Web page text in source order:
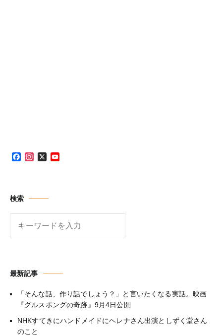
Facebook
Instagram
X
検索
最新記事
「そんな話、作り話でしょう？」と言いたくなる実話。映画
『グルスポングの奇跡』9月4日公開
NHKすてきにハンドメイドにヘレナさん出演としずく堂さん
のこと